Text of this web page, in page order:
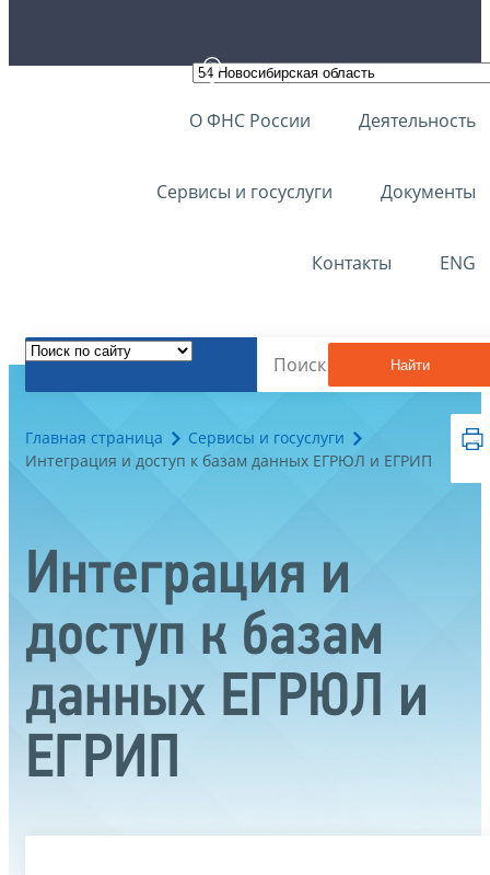
О ФНС России Деятельность
Сервисы и госуслуги Документы
Контакты ENG
Найти
Главная страница
Сервисы и госуслуги
Интеграция и доступ к базам данных ЕГРЮЛ и ЕГРИП
Интеграция и
доступ к базам
данных ЕГРЮЛ и
ЕГРИП